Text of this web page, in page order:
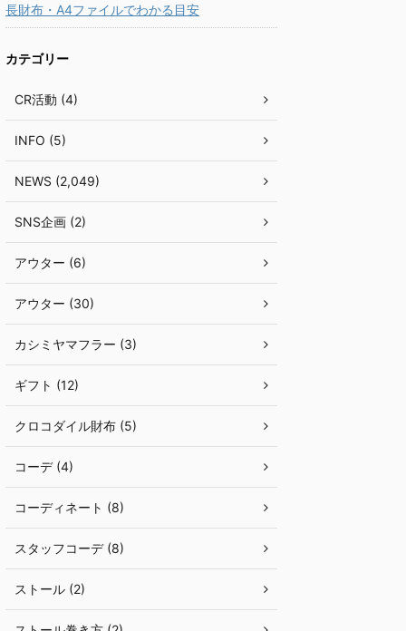
長財布・A4ファイルでわかる目安
カテゴリー
CR活動 (4)
INFO (5)
NEWS (2,049)
SNS企画 (2)
アウター (6)
アウター (30)
カシミヤマフラー (3)
ギフト (12)
クロコダイル財布 (5)
コーデ (4)
コーディネート (8)
スタッフコーデ (8)
ストール (2)